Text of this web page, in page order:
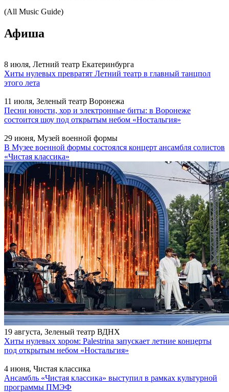
(All Music Guide)
Афиша
8 июля, Летний театр Екатеринбурга
Хиты нулевых превратят Летний театр в главный танцпол
этого лета
11 июля, Зеленый театр Воронежа
Песни юности, хор и электронные биты: в Воронеже
состоится шоу под открытым небом «Ностальгия»
29 июня, Музей военной формы
В Музее военной формы состоялся концерт ансамбля солистов
«Чистая классика»
19 августа, Зеленый театр ВДНХ
Хиты нулевых хором: Palestrina запускает летние концерты
под открытым небом «Ностальгия»
4 июня, Чистая классика
Ансамбль «Чистая классика» выступил в рамках культурной
программы ПМЭФ